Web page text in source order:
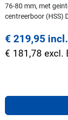
76-80 mm, met
centreerboor (HSS)
€ 219,95
€ 181,78 excl.